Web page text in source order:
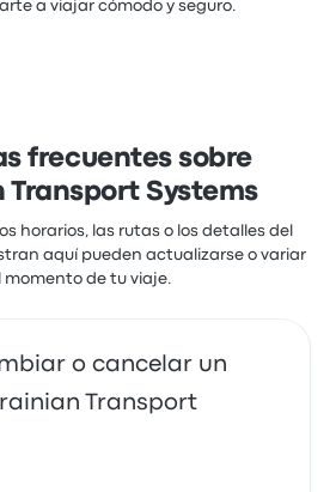
a viajar cómodo y seguro.
frecuentes sobre
Transport Systems
horarios, las rutas o los detalles del
aquí pueden actualizarse o variar
momento de tu viaje.
o cancelar un
Transport